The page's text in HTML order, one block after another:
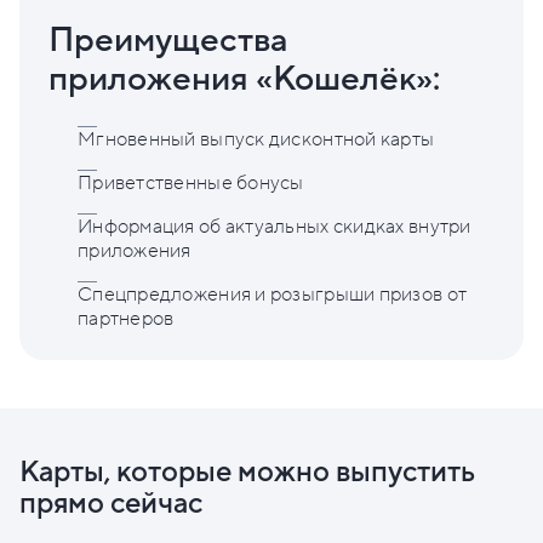
Преимущества
приложения «Кошелёк»:
Мгновенный выпуск дисконтной карты
Приветственные бонусы
Информация об актуальных скидках внутри
приложения
Спецпредложения и розыгрыши призов от
партнеров
Карты, которые можно выпустить
прямо сейчас